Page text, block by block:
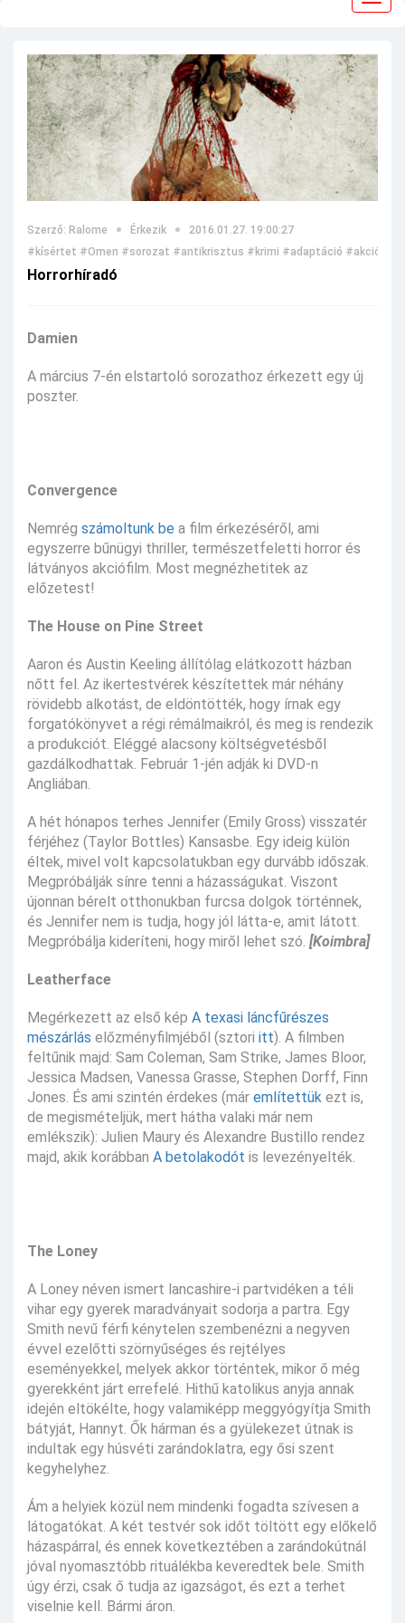
Szerző: Ralome Érkezik
2016.01.27. 19:00:27
#kísértet #Omen #sorozat #antikrisztus #krimi #adaptáció #akció
Horrorhíradó
Damien
A március 7-én elstartoló sorozathoz érkezett egy új
poszter.
Convergence
Nemrég számoltunk be a film érkezéséről, ami
egyszerre bűnügyi thriller, természetfeletti horror és
látványos akciófilm. Most megnézhetitek az
előzetest!
The House on Pine Street
Aaron és Austin Keeling állítólag elátkozott házban
nőtt fel. Az ikertestvérek készítettek már néhány
rövidebb alkotást, de eldöntötték, hogy írnak egy
forgatókönyvet a régi rémálmaikról, és meg is rendezik
a produkciót. Eléggé alacsony költségvetésből
gazdálkodhattak. Február 1-jén adják ki DVD-n
Angliában.
A hét hónapos terhes Jennifer (Emily Gross) visszatér
férjéhez (Taylor Bottles) Kansasbe. Egy ideig külön
éltek, mivel volt kapcsolatukban egy durvább időszak.
Megpróbálják sínre tenni a házasságukat. Viszont
újonnan bérelt otthonukban furcsa dolgok történnek,
és Jennifer nem is tudja, hogy jól látta-e, amit látott.
Megpróbálja kideríteni, hogy miről lehet szó. [Koimbra]
Leatherface
Megérkezett az első kép A texasi láncfűrészes
mészárlás előzményfilmjéből (sztori itt). A filmben
feltűnik majd: Sam Coleman, Sam Strike, James Bloor,
Jessica Madsen, Vanessa Grasse, Stephen Dorff, Finn
Jones. És ami szintén érdekes (már említettük ezt is,
de megismételjük, mert hátha valaki már nem
emlékszik): Julien Maury és Alexandre Bustillo rendez
majd, akik korábban A betolakodót is levezényelték.
The Loney
A Loney néven ismert lancashire-i partvidéken a téli
vihar egy gyerek maradványait sodorja a partra. Egy
Smith nevű férfi kénytelen szembenézni a negyven
évvel ezelőtti szörnyűséges és rejtélyes
eseményekkel, melyek akkor történtek, mikor ő még
gyerekként járt errefelé. Hithű katolikus anyja annak
idején eltökélte, hogy valamiképp meggyógyítja Smith
bátyját, Hannyt. Ők hárman és a gyülekezet útnak is
indultak egy húsvéti zarándoklatra, egy ősi szent
kegyhelyhez.
Ám a helyiek közül nem mindenki fogadta szívesen a
látogatókat. A két testvér sok időt töltött egy előkelő
házaspárral, és ennek következtében a zarándokútnál
jóval nyomasztóbb rituálékba keveredtek bele. Smith
úgy érzi, csak ő tudja az igazságot, és ezt a terhet
viselnie kell. Bármi áron.